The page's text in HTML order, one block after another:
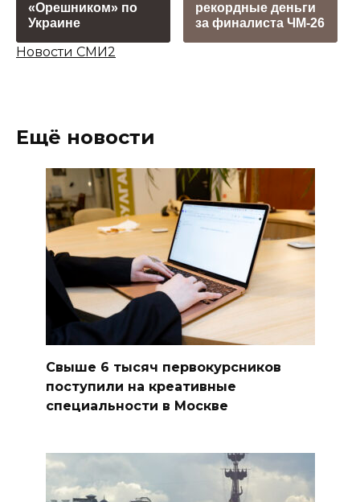
«Орешником» по
Украине
рекордные деньги
за финалиста ЧМ-26
Новости СМИ2
Ещё новости
Свыше 6 тысяч первокурсников
поступили на креативные
специальности в Москве